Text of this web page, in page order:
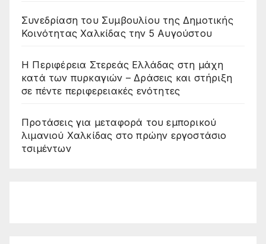
Συνεδρίαση του Συμβουλίου της Δημοτικής
Κοινότητας Χαλκίδας την 5 Αυγούστου
Η Περιφέρεια Στερεάς Ελλάδας στη μάχη
κατά των πυρκαγιών – Δράσεις και στήριξη
σε πέντε περιφερειακές ενότητες
Προτάσεις για μεταφορά του εμπορικού
λιμανιού Χαλκίδας στο πρώην εργοστάσιο
τσιμέντων